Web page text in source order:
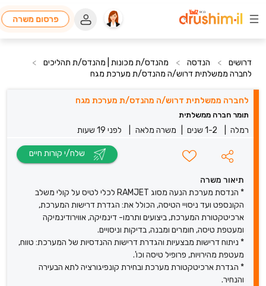
פרסום משרה
דרושים > הנדסה > מהנדס/ת מכונות | מהנדס/ת תהליכים
>
לחברה ממשלתית דרוש/ה מהנדס/ת מערכת מגח
לחברה ממשלתית דרוש/ה מהנדס/ת מערכת מגח
תומר חברה ממשלתית
רמלה 1-2 שנים משרה מלאה לפני 19 שעות
תיאור משרה
* הנדסת מערכת הנעה מסוג RAMJET לכלי לטיס על קולי משלב
הקונספט ועד ניסויי הטיסה, הכולל את: הגדרת דרישות המערכת,
ארכיטקטורת המערכת, ביצועים ותרמו- דינמיקה, אווירודינמיקה
ומעטפת טיסה, חומרים ומבנה, בדיקות וניסויים.
* ניתוח דרישות מבצעיות והגדרת דרישות ההנדסיות של המערכת: טווח,
מעטפת מהירויות, פרופיל טיסה וכו'.
* הגדרת ארכיטקטורת מערכת ובחירת קונפיגורציה לתא הבעירה
והנחיר.